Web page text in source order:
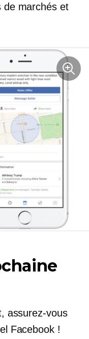
de marchés et
assurez-vous
Facebook !